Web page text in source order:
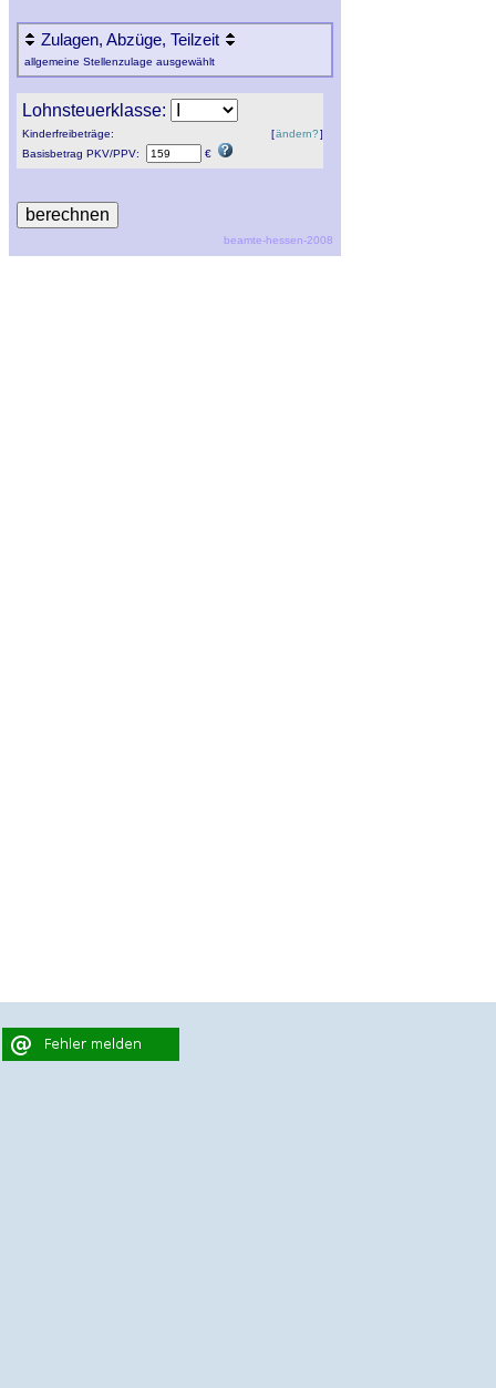
Zulagen, Abzüge, Teilzeit
allgemeine Stellenzulage ausgewählt
Lohnsteuerklasse:
Kinderfreibeträge:
Basisbetrag PKV/PPV: €
[ändern?]
beamte-hessen-2008